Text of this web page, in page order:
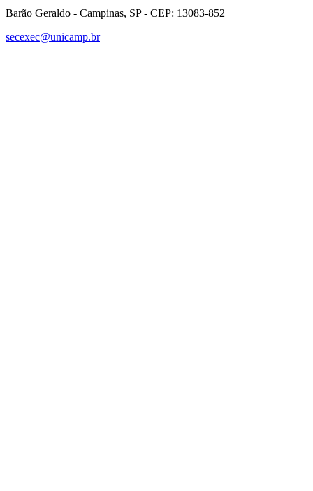
Barão Geraldo - Campinas, SP - CEP: 13083-852
secexec@unicamp.br